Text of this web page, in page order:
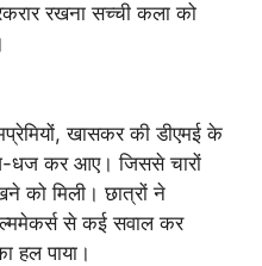
रखना सच्ची कला को
खासकर की डीएमई के
धज कर आए। जिससे चारों
को मिली। छात्रों ने
से कई सवाल कर
हल पाया।